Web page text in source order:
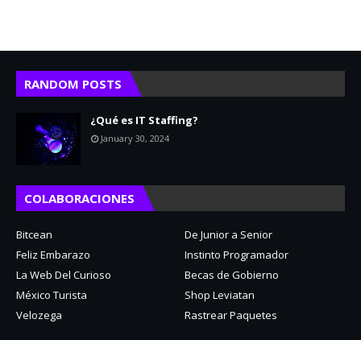
RANDOM POSTS
¿Qué es IT Staffing?
January 30, 2024
COLABORACIONES
Bitcean
De Junior a Senior
Feliz Embarazo
Instinto Programador
La Web Del Curioso
Becas de Gobierno
México Turista
Shop Leviatan
Velozega
Rastrear Paquetes